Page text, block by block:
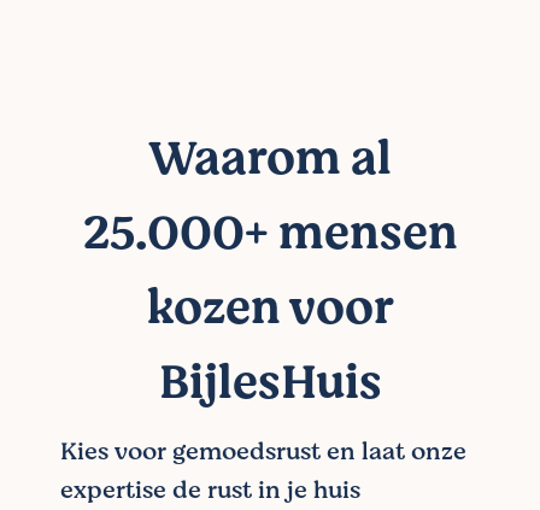
Waarom al
25.000+ mensen
kozen voor
BijlesHuis
Kies voor gemoedsrust en laat onze
expertise de rust in je huis